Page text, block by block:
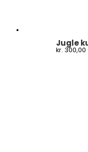
Jugle
kr. 300,00